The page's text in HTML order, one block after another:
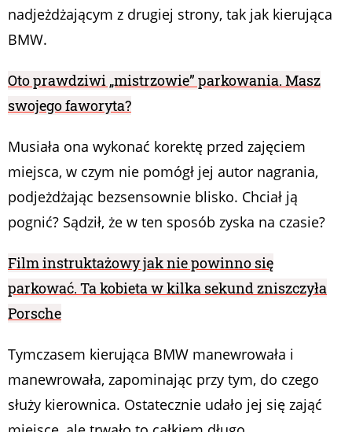
nadjeżdżającym z drugiej strony, tak jak kierująca
BMW.
Oto prawdziwi „mistrzowie” parkowania. Masz
swojego faworyta?
Musiała ona wykonać korektę przed zajęciem
miejsca, w czym nie pomógł jej autor nagrania,
podjeżdżając bezsensownie blisko. Chciał ją
pognić? Sądził, że w ten sposób zyska na czasie?
Film instruktażowy jak nie powinno się
parkować. Ta kobieta w kilka sekund zniszczyła
Porsche
Tymczasem kierująca BMW manewrowała i
manewrowała, zapominając przy tym, do czego
służy kierownica. Ostatecznie udało jej się zająć